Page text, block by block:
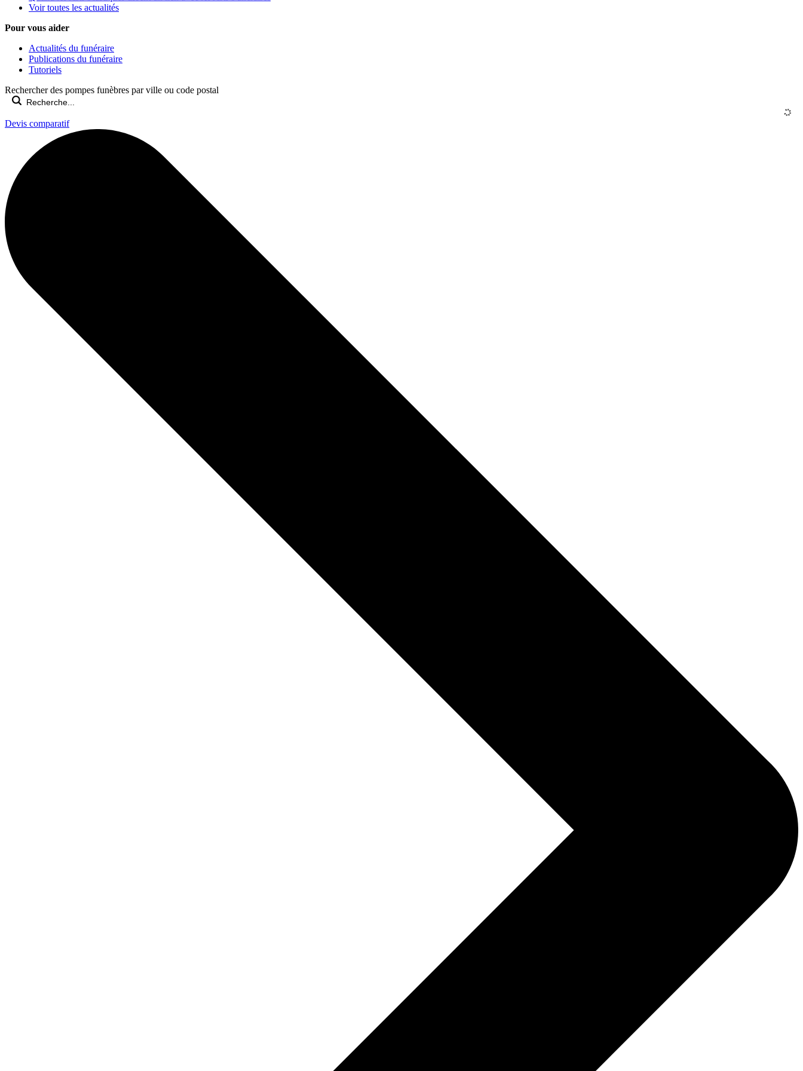
Voir toutes les actualités
Pour vous aider
Actualités du funéraire
Publications du funéraire
Tutoriels
Rechercher des pompes funèbres par ville ou code postal
Devis comparatif